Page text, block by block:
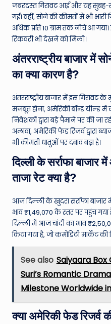
जबरदस्त गिरावट आई और यह सुबह-
गई। वहीं, सोने की कीमतों में भी
अधिक प्रति 10 ग्राम तक नीचे आ
रिकवरी भी देखने को मिली।
अंतरराष्ट्रीय बाजार में
का क्या कारण है?
अंतरराष्ट्रीय बाजार में इस गिरावट
मजबूत होना, अमेरिकी बॉन्ड यील्ड में
निवेशकों द्वारा बड़े पैमाने पर की जा
अलावा, अमेरिकी फेड रिजर्व द्वारा
भी कीमती धातुओं पर दबाव बढ़ा है।
दिल्ली के सर्राफा
ताजा रेट क्या है?
आज दिल्ली के खुदरा सर्राफा बाजार
भाव ₹1,49,070 के स्तर पर पहुंच गया
दिल्ली में आज चांदी का भाव
किया गया है, जो कमोडिटी मार्केट की
See also Saiyaara Box
Suri’s Romantic
Milestone Worldwide
क्या अमेरिकी फेड रिजर्व